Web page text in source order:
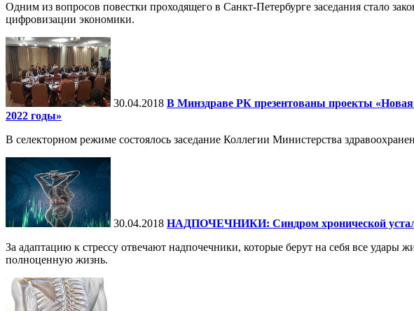
Одним из вопросов повестки проходящего в Санкт-Петербурге заседания стало
цифровизации экономики.
30.04.2018 В Минздраве РК презентованы проекты
2022 годы»
В селекторном режиме состоялось заседание Коллегии Министерства
30.04.2018 НАДПОЧЕЧНИКИ: Синдром хронической
За адаптацию к стрессу отвечают надпочечники, которые берут на себя все
полноценную жизнь.